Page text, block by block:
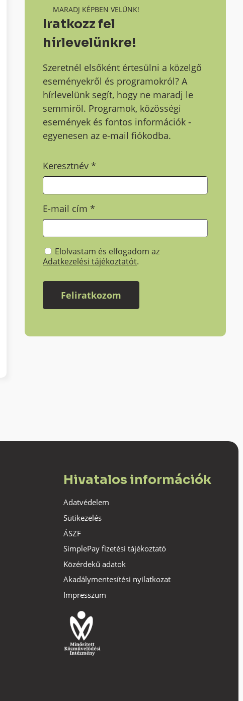
MARADJ KÉPBEN VELÜNK!
Iratkozz fel
hírlevelünkre!
Szeretnél elsőként értesülni a közelgő
eseményekről és programokról? A
hírlevelünk segít, hogy ne maradj le
semmiről. Programok, közösségi
események és fontos információk -
egyenesen az e-mail fiókodba.
Keresztnév*
E-mail cím*
Elolvastam és elfogadom az
Adatkezelési tájékoztatót.
Hivatalos információk
Adatvédelem
Sütikezelés
ÁSZF
SimplePay fizetési tájékoztató
Közérdekű adatok
Akadálymentesítési nyilatkozat
Impresszum